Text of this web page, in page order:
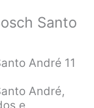
Santo
André 11
André,